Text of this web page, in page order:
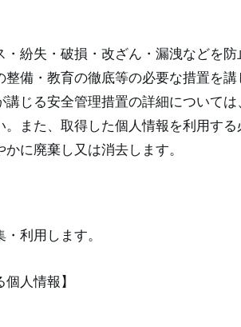
紛失・破損・改ざん・漏洩などを防
備・教育の徹底等の必要な措置を講
じる安全管理措置の詳細については
また、取得した個人情報を利用する
に廃棄し又は消去します。
利用します。
人情報】